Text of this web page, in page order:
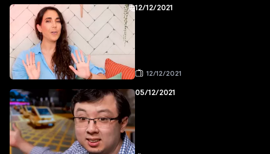
12/12/2021
12/12/2021
05/12/2021